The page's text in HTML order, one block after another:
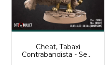
Cheat, Tabaxi
Contrabandista - Sem